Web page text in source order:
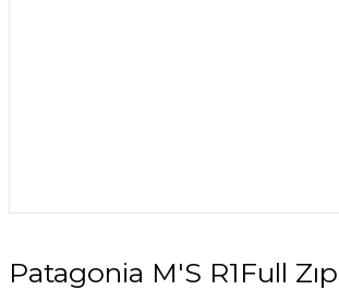
Patagonia M'S R1Full